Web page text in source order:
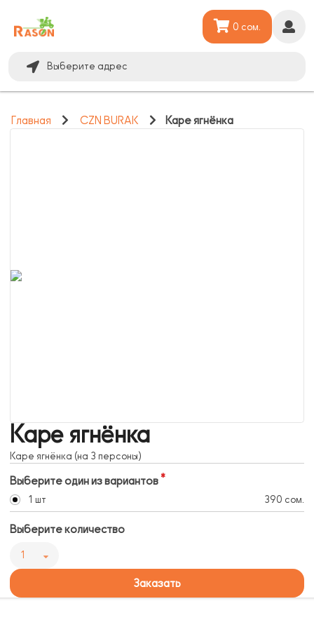
Выберите адрес
0 сом.
Главная CZN BURAK Каре ягнёнка
Каре ягнёнка
Каре ягнёнка (на 3 персоны)
Выберите один из вариантов
1 шт 390 сом.
Выберите количество
1
Заказать